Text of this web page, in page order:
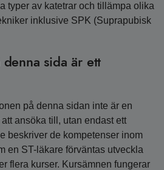
typer av katetrar och tillämpa olika
inklusive SPK (Suprapubisk
sida är ett
på denna sidan inte är en
ansöka till, utan endast ett
beskriver de kompetenser inom
en ST-läkare förväntas utveckla
flera kurser. Kursämnen fungerar